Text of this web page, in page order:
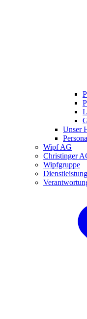
Unser
Wipf AG
Christinger
Wipfgruppe